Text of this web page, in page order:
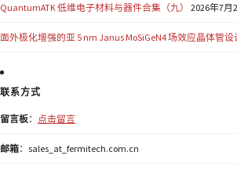
QuantumATK 低维电子材料与器件合集（九） 2026年7月
面外极化增强的亚 5 nm Janus MoSiGeN4 场效应晶体管设
联系方式
留言板： 点击留言
邮箱：sales_at_fermitech.com.cn